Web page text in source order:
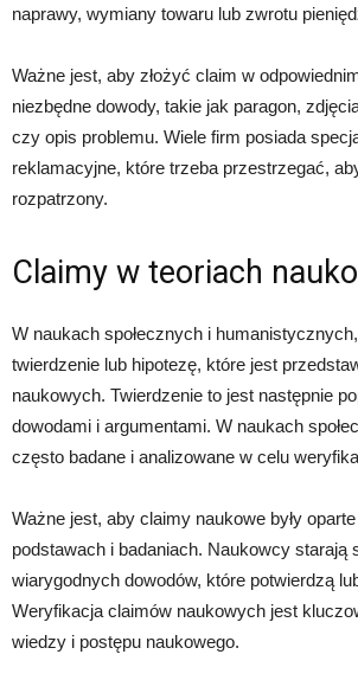
naprawy, wymiany towaru lub zwrotu
Ważne jest, aby złożyć claim w
niezbędne dowody, takie jak paragon,
czy opis problemu. Wiele firm posiada
reklamacyjne, które trzeba przestrzegać,
rozpatrzony.
Claimy w teoriach
W naukach społecznych i
twierdzenie lub hipotezę, które jest
naukowych. Twierdzenie to jest następnie
dowodami i argumentami. W naukach
często badane i analizowane w celu
Ważne jest, aby claimy naukowe były
podstawach i badaniach. Naukowcy starają
wiarygodnych dowodów, które potwierdzą
Weryfikacja claimów naukowych jest
wiedzy i postępu naukowego.